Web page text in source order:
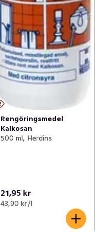
Rengöringsmedel
Kalkosan
500 ml, Herdins
21,95 kr
43,90 kr /l